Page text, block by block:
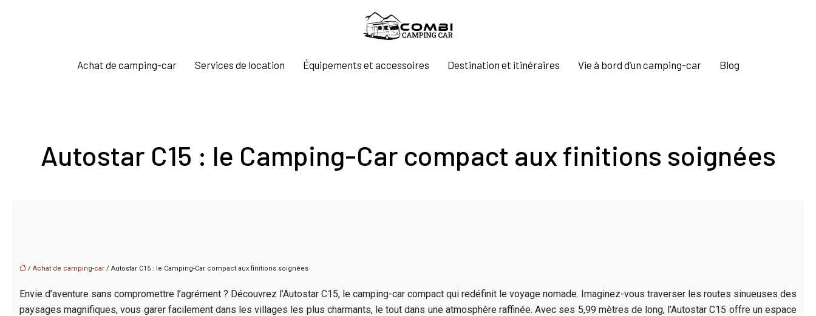
Achat de camping-car Services de location Équipements et accessoires Destination et itinéraires Vie à bord d’un camping-car Blog
Autostar C15 : le Camping-Car compact aux finitions soignées
/ Achat de camping-car / Autostar C15 : le Camping-Car compact aux finitions soignées
Envie d’aventure sans compromettre l’agrément ? Découvrez l’Autostar C15, le camping-car compact qui redéfinit le voyage nomade. Imaginez-vous traverser les routes sinueuses des
paysages magnifiques, vous garer facilement dans les villages les plus charmants, le tout dans une atmosphère raffinée. Avec ses 5,99 mètres de long, l’Autostar C15 offre un espace